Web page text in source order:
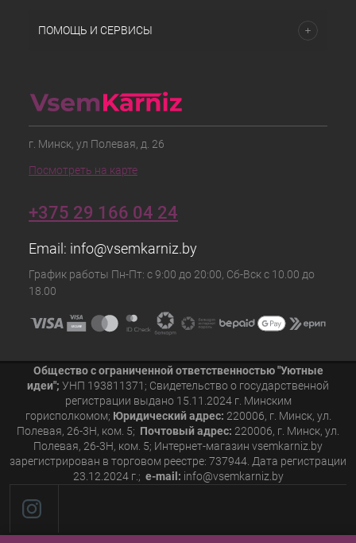
ПОМОЩЬ И СЕРВИСЫ
г. Минск, ул Полевая, д. 26
Посмотреть на карте
+375 29 166 04 24
Email: info@vsemkarniz.by
График работы Пн-Пт: с 9:00 до 20:00, Сб-Вск с 10.00 до
18.00
Общество с ограниченной ответственностью "Уютные
идеи"; УНП 193811371; Свидетельство о государственной
регистрации выдано 15.11.2024 г. Минским
горисполкомом; Юридический адрес: 220006, г. Минск, ул.
Полевая, 26-3Н, ком. 5; Почтовый адрес: 220006, г. Минск, ул.
Полевая, 26-3Н, ком. 5; Интернет-магазин vsemkarniz.by
зарегистрирован в торговом реестре: 737944. Дата регистрации
23.12.2024 г.; e-mail: info@vsemkarniz.by